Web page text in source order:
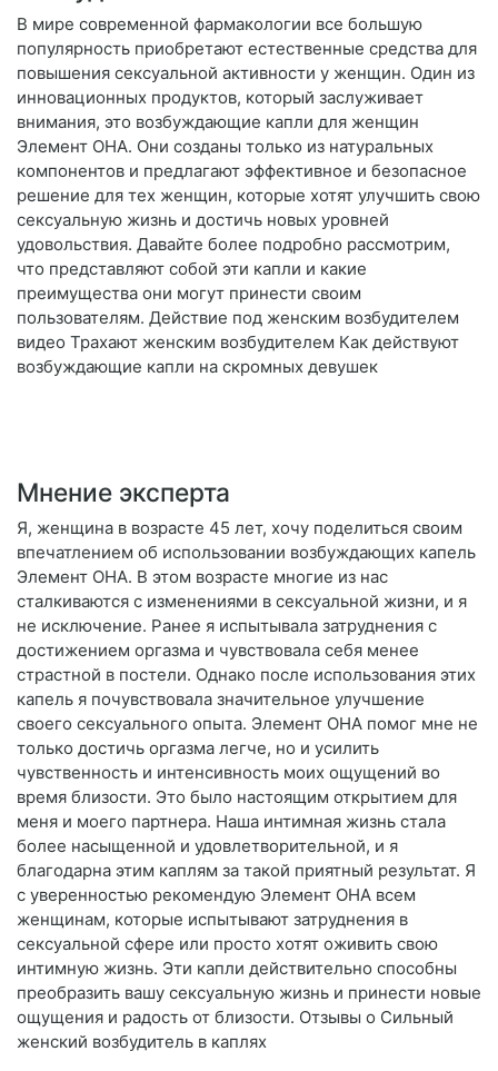
В мире современной фармакологии все большую
популярность приобретают естественные средства для
повышения сексуальной активности у женщин. Один из
инновационных продуктов, который заслуживает
внимания, это возбуждающие капли для женщин
Элемент ОНА. Они созданы только из натуральных
компонентов и предлагают эффективное и безопасное
решение для тех женщин, которые хотят улучшить свою
сексуальную жизнь и достичь новых уровней
удовольствия. Давайте более подробно рассмотрим,
что представляют собой эти капли и какие
преимущества они могут принести своим
пользователям. Действие под женским возбудителем
видео Трахают женским возбудителем Как действуют
возбуждающие капли на скромных девушек
Мнение эксперта
Я, женщина в возрасте 45 лет, хочу поделиться своим
впечатлением об использовании возбуждающих капель
Элемент ОНА. В этом возрасте многие из нас
сталкиваются с изменениями в сексуальной жизни, и я
не исключение. Ранее я испытывала затруднения с
достижением оргазма и чувствовала себя менее
страстной в постели. Однако после использования этих
капель я почувствовала значительное улучшение
своего сексуального опыта. Элемент ОНА помог мне не
только достичь оргазма легче, но и усилить
чувственность и интенсивность моих ощущений во
время близости. Это было настоящим открытием для
меня и моего партнера. Наша интимная жизнь стала
более насыщенной и удовлетворительной, и я
благодарна этим каплям за такой приятный результат. Я
с уверенностью рекомендую Элемент ОНА всем
женщинам, которые испытывают затруднения в
сексуальной сфере или просто хотят оживить свою
интимную жизнь. Эти капли действительно способны
преобразить вашу сексуальную жизнь и принести новые
ощущения и радость от близости. Отзывы о Сильный
женский возбудитель в каплях